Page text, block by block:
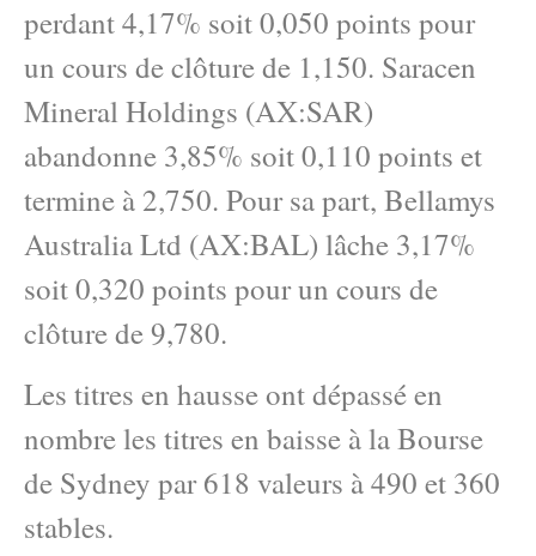
perdant 4,17% soit 0,050 points pour
un cours de clôture de 1,150. Saracen
Mineral Holdings (AX:SAR)
abandonne 3,85% soit 0,110 points et
termine à 2,750. Pour sa part, Bellamys
Australia Ltd (AX:BAL) lâche 3,17%
soit 0,320 points pour un cours de
clôture de 9,780.
Les titres en hausse ont dépassé en
nombre les titres en baisse à la Bourse
de Sydney par 618 valeurs à 490 et 360
stables.